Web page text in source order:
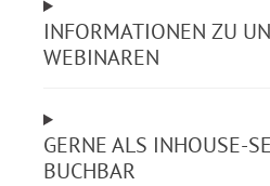
Sie entwickeln
Fachkräfte gewinnen,
Aus dem Webinarinhalt
INFORMATIONEN ZU
WEBINAREN
GERNE ALS INHOUSE-
BUCHBAR